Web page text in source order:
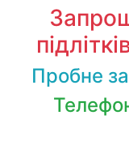
Пробне